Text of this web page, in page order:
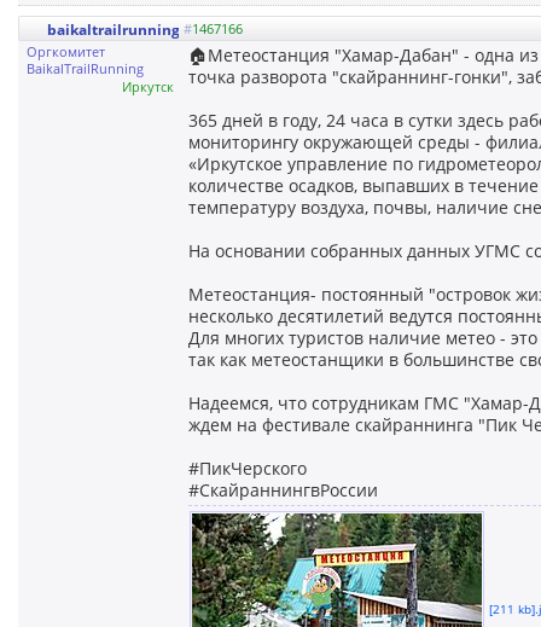
baikaltrailrunning #1467166
Оргкомитет
BaikalTrailRunning
Иркутск
🏠Метеостанция "Хамар-Дабан" - одна
точка разворота "скайраннинг-гонки",
365 дней в году, 24 часа в сутки здесь
мониторингу окружающей среды -
«Иркутское управление по
количестве осадков, выпавших в
температуру воздуха, почвы, наличие
На основании собранных данных УГМС
Метеостанция- постоянный "островок
несколько десятилетий ведутся
Для многих туристов наличие метео -
так как метеостанщики в большинстве
Надеемся, что сотрудникам ГМС "Хамар-
ждем на фестивале скайраннинга "Пик
#ПикЧерского
#СкайраннингвРоссии
[211